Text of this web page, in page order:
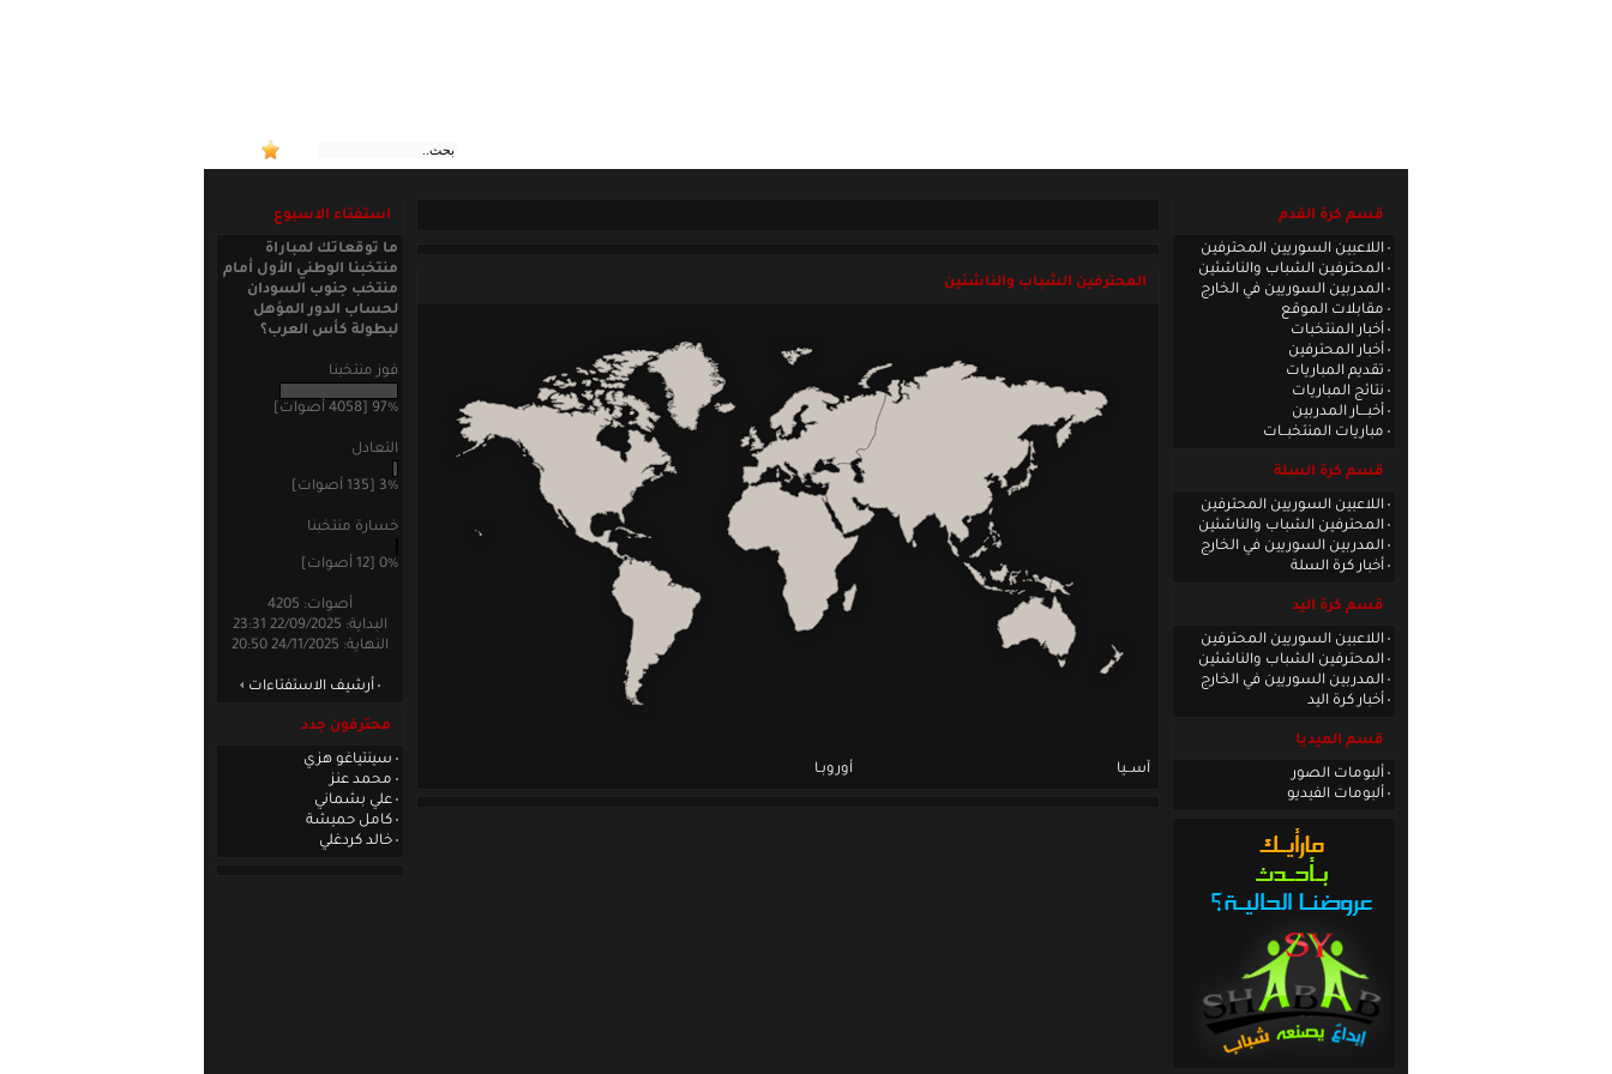
قسم كرة القدم
اللاعبين السوريين المحترفين
المحترفين الشباب والناشئين
المدربين السوريين في الخارج
مقابلات الموقع
أخبار المنتخبات
أخبار المحترفين
تقديم المباريات
نتائج المباريات
أخبـــار المدربين
مباريات المنتخبــات
قسم كرة السلة
اللاعبين السوريين المحترفين
المحترفين الشباب والناشئين
المدربين السوريين في الخارج
أخبار كرة السلة
قسم كرة اليد
اللاعبين السوريين المحترفين
المحترفين الشباب والناشئين
المدربين السوريين في الخارج
أخبار كرة اليد
قسم الميديا
ألبومات الصور
ألبومات الفيديو
المحترفين الشباب والناشئين
آســيا أوروبـا
استفتاء الاسبوع
ما توقعاتك لمباراة
منتخبنا الوطني الأول أمام
منتخب جنوب السودان
لحساب الدور المؤهل
لبطولة كأس العرب؟
فوز منتخبنا
97% [4058 أصوات]
التعادل
3% [135 أصوات]
خسارة منتخبنا
0% [12 أصوات]
أصوات: 4205
البداية: 22/09/2025 23:31
النهاية: 24/11/2025 20:50
أرشيف الاستفتاءات
محترفون جدد
سينتياغو هزي
محمد عنز
علي بشماني
كامل حميشة
خالد كردغلي